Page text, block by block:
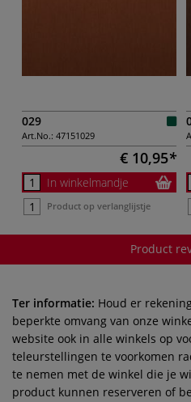
029
Art.No.: 47151029
€ 10,95
In winkelmandje
Product op verlanglijstje
Product
Ter informatie: Houd er
beperkte omvang van onze
website ook in alle winkels op
teleurstellingen te voorkomen
te nemen met de winkel die je
product kunnen reserveren of